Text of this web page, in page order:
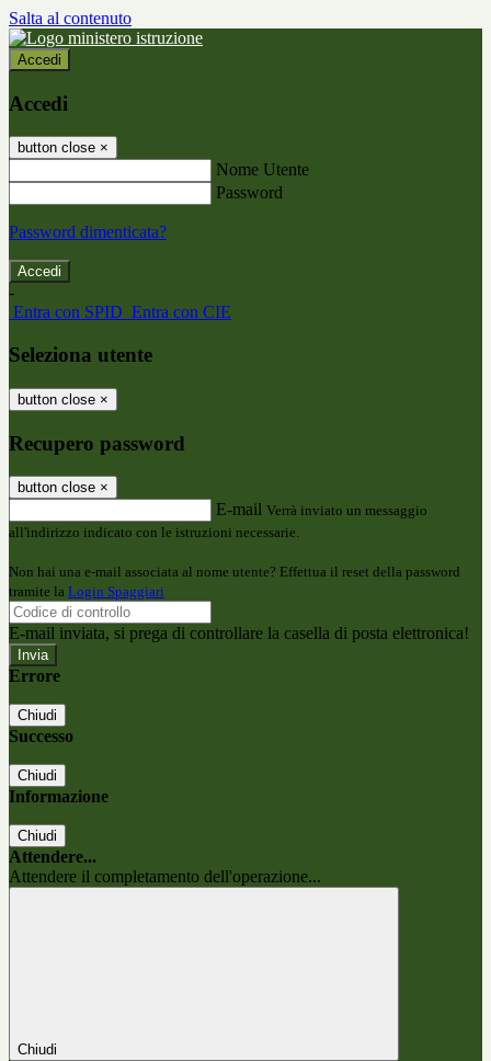
Salta al contenuto
Accedi
Accedi
button close ×
Nome Utente
Password
Password dimenticata?
-
Entra con SPID Entra con CIE
Seleziona utente
button close ×
Recupero password
button close ×
E-mail Verrà inviato un messaggio
all'indirizzo indicato con le istruzioni necessarie.
Non hai una e-mail associata al nome utente? Effettua il reset della password
tramite la Login Spaggiari
E-mail inviata, si prega di controllare la casella di posta elettronica!
Errore
Chiudi
Successo
Chiudi
Informazione
Chiudi
Attendere...
Attendere il completamento dell'operazione...
Chiudi